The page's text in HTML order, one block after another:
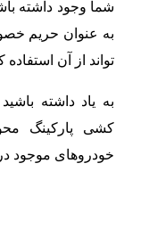
شما وجود داشته
به عنوان حریم
تواند از آن استفاده
به یاد داشته
کشی پارکینگ
خودروهای موجود در